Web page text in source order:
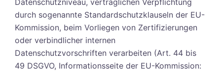
Datenschutzniveau, vertraglichen Verpflichtung
durch sogenannte Standardschutzklauseln der EU-
Kommission, beim Vorliegen von Zertifizierungen
oder verbindlicher internen
Datenschutzvorschriften verarbeiten (Art. 44 bis
49 DSGVO, Informationsseite der EU-Kommission: